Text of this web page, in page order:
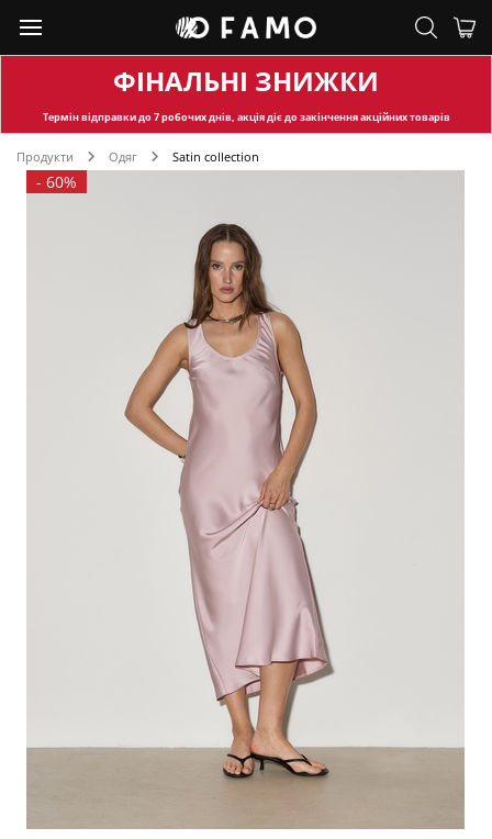
ФІНАЛЬНІ ЗНИЖКИ
Термін відправкидо 7 робочих днів, акція діє до закінчення акційних товарів
Продукти Одяг Satin collection
- 60%